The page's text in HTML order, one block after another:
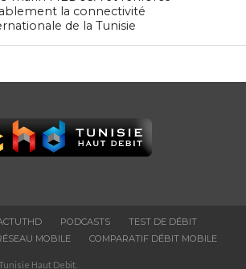
la connectivité
de la Tunisie
PODCASTS
TEST DE DÉBIT
MOBILE
COMPARATIF DÉBIT MOBILE
Haut Debit.